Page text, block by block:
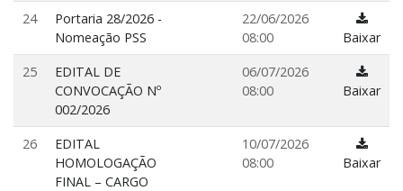
24
Portaria 28/2026 -
Nomeação PSS
22/06/2026
08:00
Baixar
25
EDITAL DE
CONVOCAÇÃO Nº
002/2026
06/07/2026
08:00
Baixar
26
EDITAL
HOMOLOGAÇÃO
FINAL – CARGO
10/07/2026
08:00
Baixar